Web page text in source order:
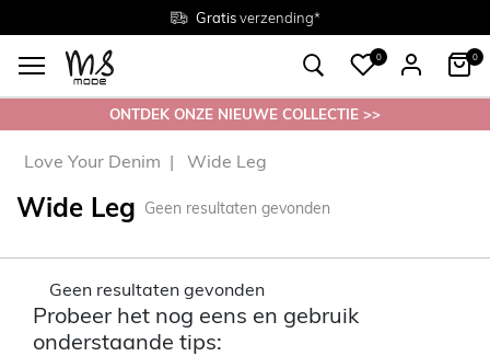
Gratisverzending*
Maten38 - 54
Gratisretourneren in de winkel
0 0
ONTDEK ONZE NIEUWE COLLECTIE >>
Love Your Denim Wide Leg
Wide Leg Geen resultaten gevonden
Geen resultaten gevonden
Probeer het nog eens en gebruik
onderstaande tips: